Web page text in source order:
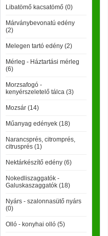
Libatömő kacsatömő (0)
Márványbevonatú edény
(2)
Melegen tartó edény (2)
Mérleg - Háztartási mérleg
(6)
Morzsafogó -
kenyérszeletelő tálca (3)
Mozsár (14)
Műanyag edények (18)
Narancsprés, citromprés,
citrusprés (1)
Nektárkészítő edény (6)
Nokedliszaggatók -
Galuskaszaggatók (18)
Nyárs - szalonnasütő nyárs
(0)
Olló - konyhai olló (5)